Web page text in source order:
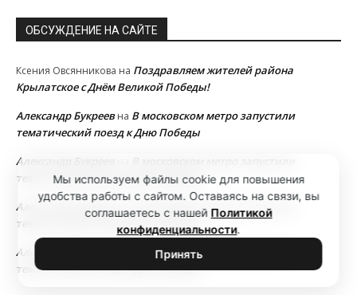
ОБСУЖДЕНИЕ НА САЙТЕ
Ксения Овсянникова на Поздравляем жителей района
Крылатское с Днём Великой Победы!
Александр Букреевна В московском метро запустили
тематический поезд к Дню Победы
Александр Букреев
тематический поезд к Дню Победы
Александр Букреев
В московском метро запустили
тематический поезд к Дню Победы
Александр Букреев
В московском метро запустили
тематический поезд к Дню Победы
Мы используем файлы cookie для повышения
удобства работы с сайтом. Оставаясь на связи, вы
соглашаетесь с нашей Политикой
конфиденциальности.
Принять